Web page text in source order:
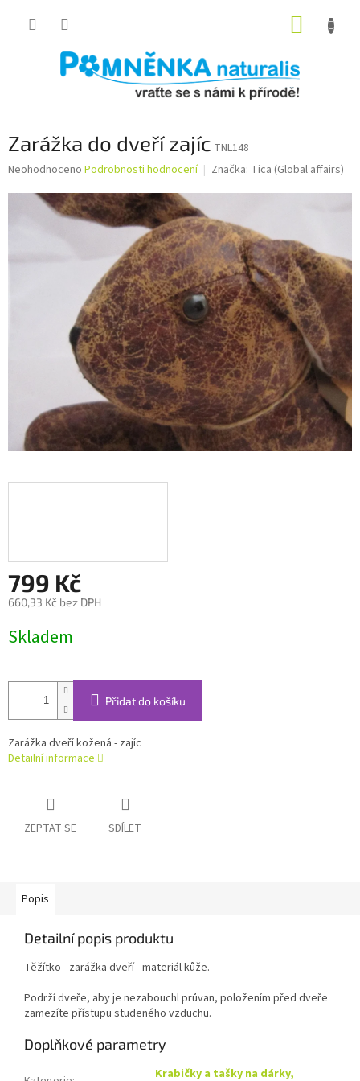
Zarážka do dveří zajíc TNL148
Průměrné
produktu
5
Neohodnoceno Podrobnosti hodnocení Značka: Tica (Global affairs)
799 Kč
660,33 Kč bez DPH
cena:
Skladem
Přidat do košíku
Zarážka dveří kožená - zajíc
Detailní informace
ZEPTAT SE SDÍLET
Popis
Detailní popis produktu
Těžítko - zarážka dveří - materiál kůže.
Podrží dveře, aby je nezabouchl průvan, položením před dveře
zamezíte přístupu studeného vzduchu.
Doplňkové parametry
Krabičky a tašky na dárky,